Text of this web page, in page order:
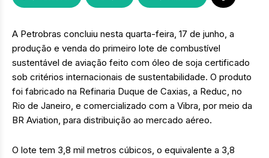
A Petrobras concluiu nesta quarta-feira, 17 de junho, a
produção e venda do primeiro lote de combustível
sustentável de aviação feito com óleo de soja certificado
sob critérios internacionais de sustentabilidade. O produto
foi fabricado na Refinaria Duque de Caxias, a Reduc, no
Rio de Janeiro, e comercializado com a Vibra, por meio da
BR Aviation, para distribuição ao mercado aéreo.
O lote tem 3,8 mil metros cúbicos, o equivalente a 3,8